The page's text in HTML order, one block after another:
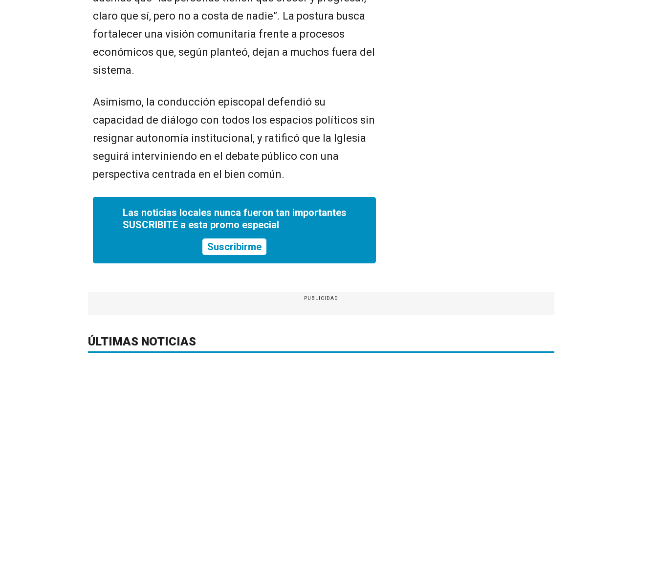
claro que sí, pero no a costa de nadie”. La postura busca
fortalecer una visión comunitaria frente a procesos
económicos que, según planteó, dejan a muchos fuera del
sistema.
Asimismo, la conducción episcopal defendió su
capacidad de diálogo con todos los espacios políticos sin
resignar autonomía institucional, y ratificó que la Iglesia
seguirá interviniendo en el debate público con una
perspectiva centrada en el bien común.
Las noticias locales nunca fueron tan importantes
SUSCRIBITE a esta promo especial
Suscribirme
PUBLICIDAD
ÚLTIMAS NOTICIAS